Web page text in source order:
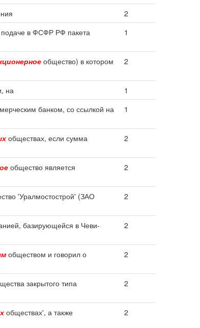
2
подаче в ФСФР РФ пакета
1
общество) в котором
2
на
1
банком, со ссылкой на
1
обществах, если сумма
2
общество является
2
'Уралмостострой' (ЗАО
2
базирующейся в Чеви-
2
обществом и говорил о
2
закрытого типа
2
обществах', а также
2